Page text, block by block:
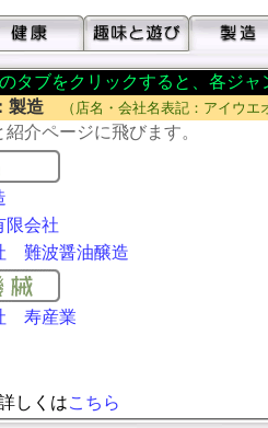
タブをクリックすると、各ジャ
製造
（店名・会社名表記：アイウエ
介ページに飛びます。
限会社
難波醤油醸造
寿産業
しくはこちら